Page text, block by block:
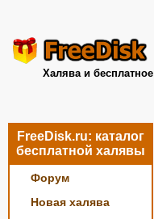
Халява и бесплатное
FreeDisk.ru: каталог
бесплатной халявы
Форум
Новая халява